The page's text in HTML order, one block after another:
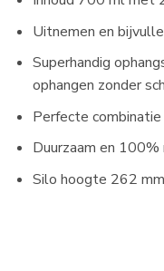
Uitnemen en
Superhandig
ophangen zonder
Perfecte
Duurzaam en 100%
Silo hoogte 262